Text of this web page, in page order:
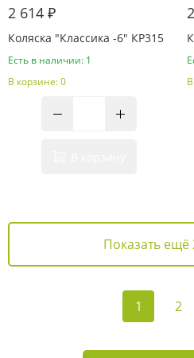
2 614 ₽
Коляска "Классика -6" КР315
Есть в наличии: 1
В корзине: 0
Показать ещё
1 2